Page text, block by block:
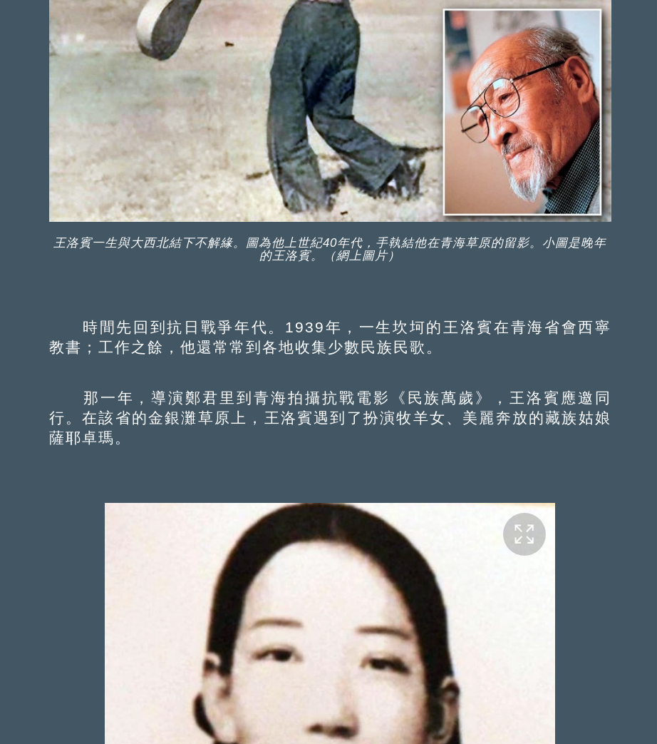
王洛賓一生與大西北結下不解緣。圖為他上世紀40年代，手執結他在青海草原的留影。小圖是晚年
的王洛賓。（網上圖片）
時間先回到抗日戰爭年代。1939年，一生坎坷的王洛賓在青海省會西寧
教書；工作之餘，他還常常到各地收集少數民族民歌。
那一年，導演鄭君里到青海拍攝抗戰電影《民族萬歲》，王洛賓應邀同
行。在該省的金銀灘草原上，王洛賓遇到了扮演牧羊女、美麗奔放的藏族姑娘
薩耶卓瑪。